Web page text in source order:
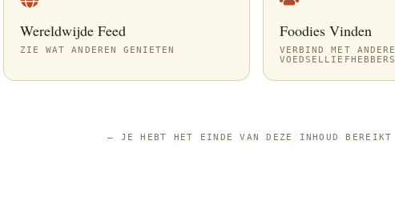
Wereldwijde Feed
ZIE WAT ANDEREN GENIETEN
Foodies Vinden
VERBIND MET ANDERE
VOEDSELLIEFHEBBERS
— JE HEBT HET EINDE VAN DEZE INHOUD BEREIKT